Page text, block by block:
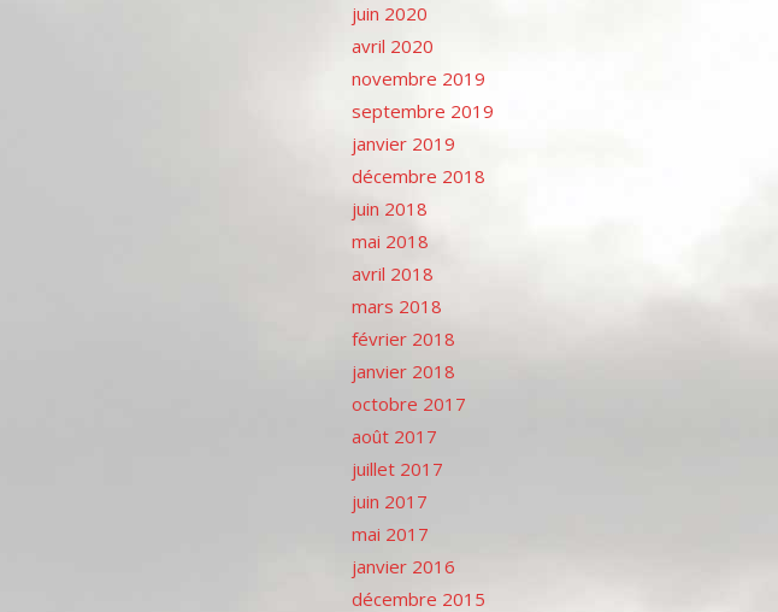
juin 2020
avril 2020
novembre 2019
septembre 2019
janvier 2019
décembre 2018
juin 2018
mai 2018
avril 2018
mars 2018
février 2018
janvier 2018
octobre 2017
août 2017
juillet 2017
juin 2017
mai 2017
janvier 2016
décembre 2015